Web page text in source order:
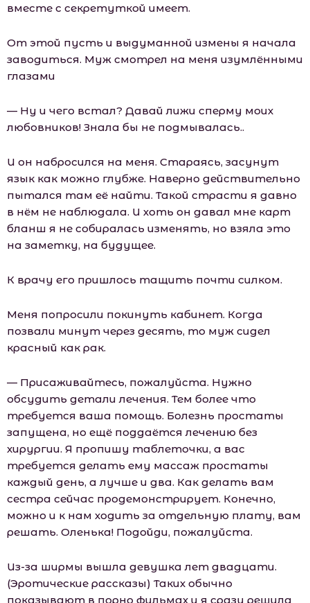
вместе с секретуткой имеет.
От этой пусть и выдуманной измены я начала
заводиться. Муж смотрел на меня изумлёнными
глазами
— Ну и чего встал? Давай лижи сперму моих
любовников! Знала бы не подмывалась..
И он набросился на меня. Стараясь, засунут
язык как можно глубже. Наверно действительно
пытался там её найти. Такой страсти я давно
в нём не наблюдала. И хоть он давал мне карт
бланш я не собиралась изменять, но взяла это
на заметку, на будущее.
К врачу его пришлось тащить почти силком.
Меня попросили покинуть кабинет. Когда
позвали минут через десять, то муж сидел
красный как рак.
— Присаживайтесь, пожалуйста. Нужно
обсудить детали лечения. Тем более что
требуется ваша помощь. Болезнь простаты
запущена, но ещё поддаётся лечению без
хирургии. Я пропишу таблеточки, а вас
требуется делать ему массаж простаты
каждый день, а лучше и два. Как делать вам
сестра сейчас продемонстрирует. Конечно,
можно и к нам ходить за отдельную плату, вам
решать. Оленька! Подойди, пожалуйста.
Из-за ширмы вышла девушка лет двадцати.
(Эротические рассказы) Таких обычно
показывают в порно фильмах и я сразу решила